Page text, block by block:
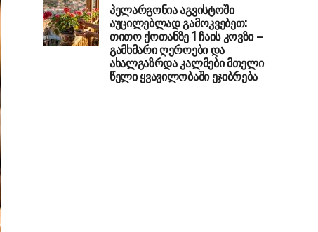
პელარგონია აგვისტოში
აუცილებლად გამოკვებეთ:
თითო ქოთანზე 1 ჩაის კოვზი –
გამხმარი ღეროები და
ახალგაზრდა კალმები მთელი
წელი ყვავილობაში ეჯიბრება